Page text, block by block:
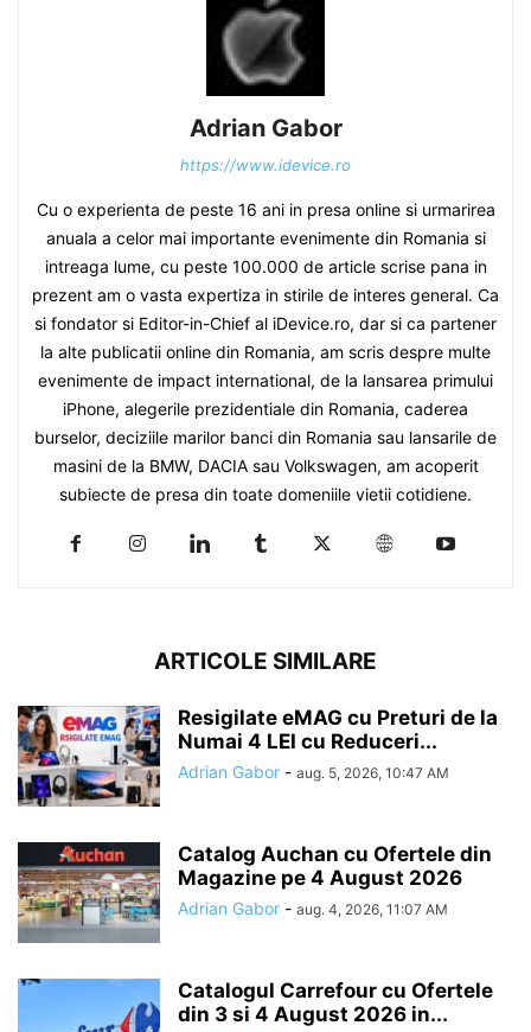
Adrian Gabor
https://www.idevice.ro
Cu o experienta de peste 16 ani in presa online si urmarirea
anuala a celor mai importante evenimente din Romania si
intreaga lume, cu peste 100.000 de article scrise pana in
prezent am o vasta expertiza in stirile de interes general. Ca
si fondator si Editor-in-Chief al iDevice.ro, dar si ca partener
la alte publicatii online din Romania, am scris despre multe
evenimente de impact international, de la lansarea primului
iPhone, alegerile prezidentiale din Romania, caderea
burselor, deciziile marilor banci din Romania sau lansarile de
masini de la BMW, DACIA sau Volkswagen, am acoperit
subiecte de presa din toate domeniile vietii cotidiene.
ARTICOLE SIMILARE
Resigilate eMAG cu Preturi de la
Numai 4 LEI cu Reduceri...
Adrian Gabor - aug. 5, 2026, 10:47 AM
Catalog Auchan cu Ofertele din
Magazine pe 4 August 2026
Adrian Gabor - aug. 4, 2026, 11:07 AM
Catalogul Carrefour cu Ofertele
din 3 si 4 August 2026 in...